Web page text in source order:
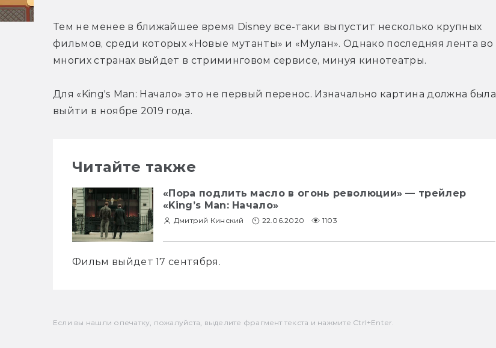
Тем не менее в ближайшее время Disney все-таки выпустит несколько крупных
фильмов, среди которых «Новые мутанты» и «Мулан». Однако последняя лента во
многих странах выйдет в стриминговом сервисе, минуя кинотеатры.
Для «King's Man: Начало» это не первый перенос. Изначально картина должна была
выйти в ноябре 2019 года.
Читайте также
«Пора подлить масло в огонь революции» — трейлер
«King’s Man: Начало»
Дмитрий Кинский 22.06.2020 1103
Фильм выйдет 17 сентября.
Если вы нашли опечатку, пожалуйста, выделите фрагмент текста и нажмите Ctrl+Enter.